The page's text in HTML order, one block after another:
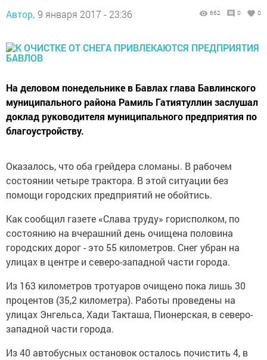
Автор, 9 января 2017 - 23:36 662 0 0
На деловом понедельнике в Бавлах глава Бавлинского
муниципального района Рамиль Гатиятуллин заслушал
доклад руководителя муниципального предприятия по
благоустройству.
Оказалось, что оба грейдера сломаны. В рабочем
состоянии четыре трактора. В этой ситуации без
помощи городских предприятий не обойтись.
Как сообщил газете «Слава труду» горисполком, по
состоянию на вчерашний день очищена половина
городских дорог - это 55 километров. Снег убран на
улицах в центре и северо-западной части города.
Из 163 километров тротуаров очищено пока лишь 30
процентов (35,2 километра). Работы проведены на
улицах Энгельса, Хади Такташа, Пионерская, в северо-
западной части города.
Из 40 автобусных остановок осталось почистить 4, в